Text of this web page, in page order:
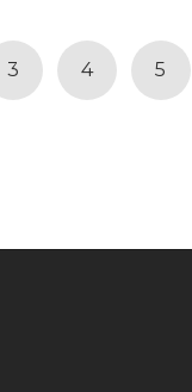
3 4 5